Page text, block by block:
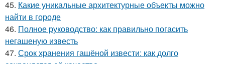
45. Какие уникальные архитектурные объекты можно
найти в городе
46. Полное руководство: как правильно погасить
негашеную известь
47. Срок хранения гашёной извести: как долго